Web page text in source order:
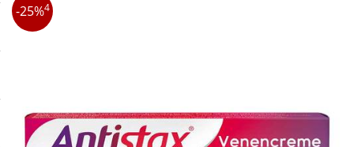
Aktuelle Coupons
Neuheiten
Arzneimittel
Diabetes
1A Pharma
Eucerin
-25%4